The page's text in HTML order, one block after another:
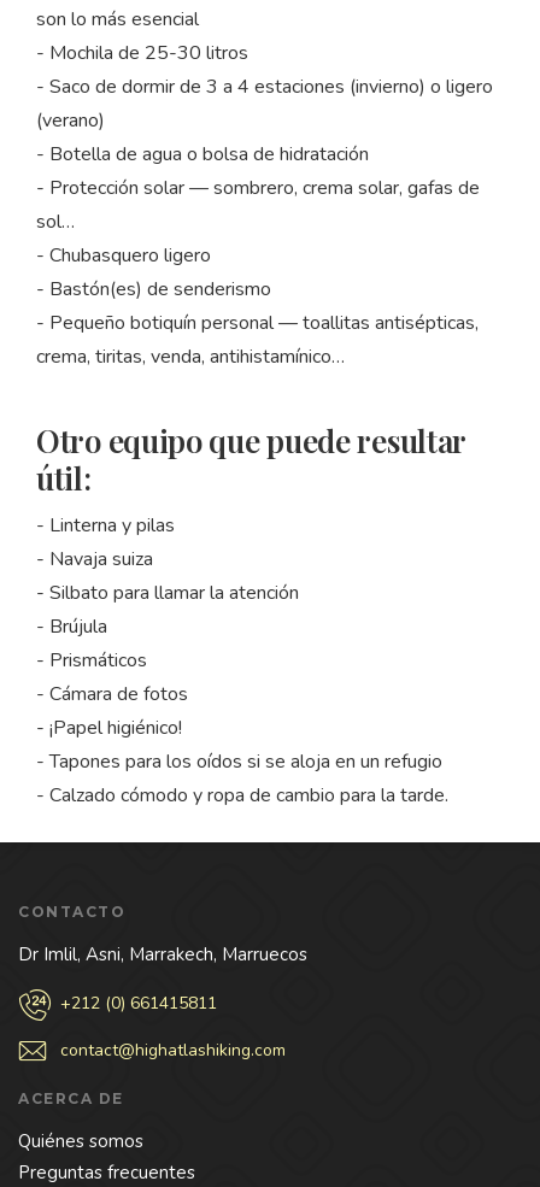
son lo más esencial
- Mochila de 25-30 litros
- Saco de dormir de 3 a 4 estaciones (invierno) o ligero
(verano)
- Botella de agua o bolsa de hidratación
- Protección solar — sombrero, crema solar, gafas de
sol…
- Chubasquero ligero
- Bastón(es) de senderismo
- Pequeño botiquín personal — toallitas antisépticas,
crema, tiritas, venda, antihistamínico…
Otro equipo que puede resultar
útil:
- Linterna y pilas
- Navaja suiza
- Silbato para llamar la atención
- Brújula
- Prismáticos
- Cámara de fotos
- ¡Papel higiénico!
- Tapones para los oídos si se aloja en un refugio
- Calzado cómodo y ropa de cambio para la tarde.
CONTACTO
Dr Imlil, Asni, Marrakech, Marruecos
+212 (0) 661415811
contact@highatlashiking.com
ACERCA DE
Quiénes somos
Preguntas frecuentes